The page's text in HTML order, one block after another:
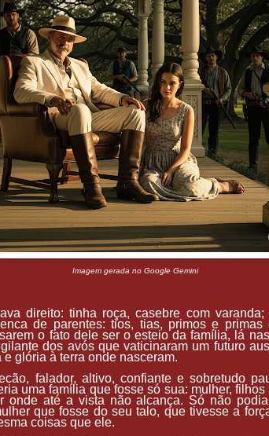
Imagem gerada no Google Gemini
direito: tinha roça, casebre com
de parentes: tios, tias, primos e primas
o fato dele ser o esteio da família, lá
dos avós que vaticinaram um futuro
e glória à terra onde nasceram.
falador, altivo, confiante e sobretudo
uma família que fosse só sua: mulher,
onde até a vista não alcança. Só não
que fosse do seu talo, que tivesse a
coisas que ele.